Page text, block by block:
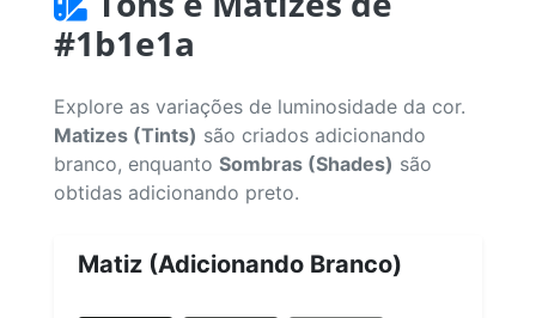
#1b1e1a
Explore as variações de luminosidade da cor.
Matizes (Tints) são criados adicionando
branco, enquanto Sombras (Shades) são
obtidas adicionando preto.
Matiz (Adicionando Branco)